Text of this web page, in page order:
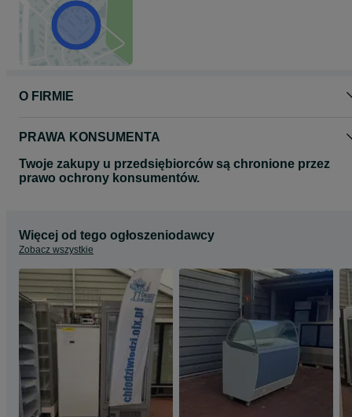
Arek tel. 5 0 9 - 8 2 3 - 2 2 2
O FIRMIE
PRAWA KONSUMENTA
Twoje zakupy u przedsiębiorców są chronione przez
prawo ochrony konsumentów.
Więcej od tego ogłoszeniodawcy
Zobacz wszystkie